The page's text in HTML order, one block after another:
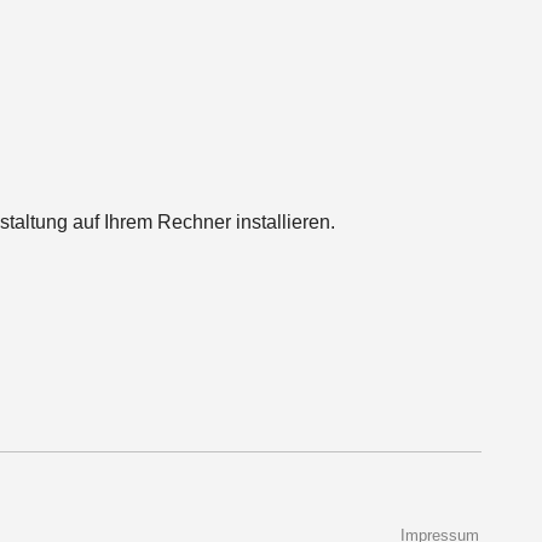
auf Ihrem Rechner installieren.
Impressum